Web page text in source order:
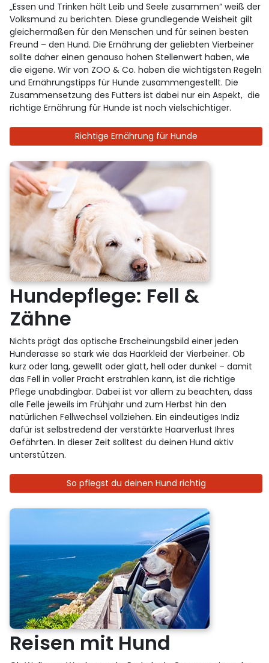
„Essen und Trinken hält Leib und Seele zusammen“ weiß der
Volksmund zu berichten. Diese grundlegende Weisheit gilt
gleichermaßen für den Menschen und für seinen besten
Freund – den Hund. Die Ernährung der geliebten Vierbeiner
sollte daher einen genauso hohen Stellenwert haben, wie
die eigene. Wir von ZOO & Co. haben die wichtigsten Regeln
und Ernährungstipps für Hunde zusammengestellt. Die
Zusammensetzung des Futters ist dabei nur ein Aspekt, die
richtige Ernährung für Hunde ist noch vielschichtiger.
Richtige Ernährung für Hunde
Hundepflege: Fell &
Zähne
Nichts prägt das optische Erscheinungsbild einer jeden
Hunderasse so stark wie das Haarkleid der Vierbeiner. Ob
kurz oder lang, gewellt oder glatt, hell oder dunkel – damit
das Fell in voller Pracht erstrahlen kann, ist die richtige
Pflege unabdingbar. Dabei ist vor allem zu beachten, dass
alle Felle jeweils im Frühjahr und zum Herbst hin den
natürlichen Fellwechsel vollziehen. Ein eindeutiges Indiz
dafür ist selbstredend der verstärkte Haarverlust Ihres
Gefährten. In dieser Zeit solltest du deinen Hund aktiv
unterstützen.
So pflegst du deinen Hund richtig
Reisen mit Hund